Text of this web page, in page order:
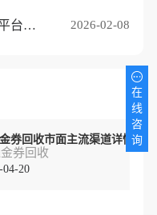
京东e卡回收怎么秒到账，选对平台是关键 2026-02-08
回收市面主流渠道详情分析
回收
20
在
线
咨
询